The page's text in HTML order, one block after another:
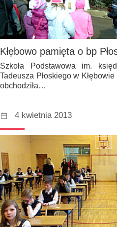
Kłębowo pamięta o bp
Szkoła Podstawowa im.
Tadeusza Płoskiego w
obchodziła…
4 kwietnia 2013